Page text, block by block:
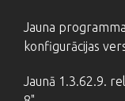
Jauna
konfigurācijas
Jaunā 1.3.62.9.